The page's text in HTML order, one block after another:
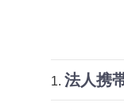
法人携